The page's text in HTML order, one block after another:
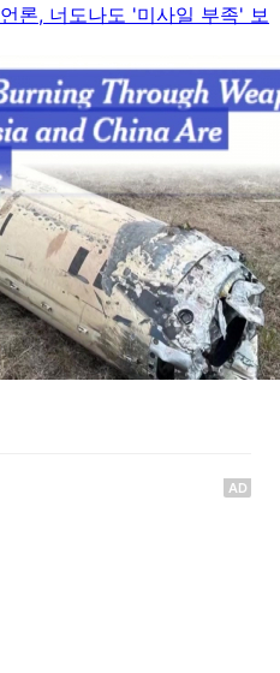
론, 너도나도 '미사일 부족' 보
AD